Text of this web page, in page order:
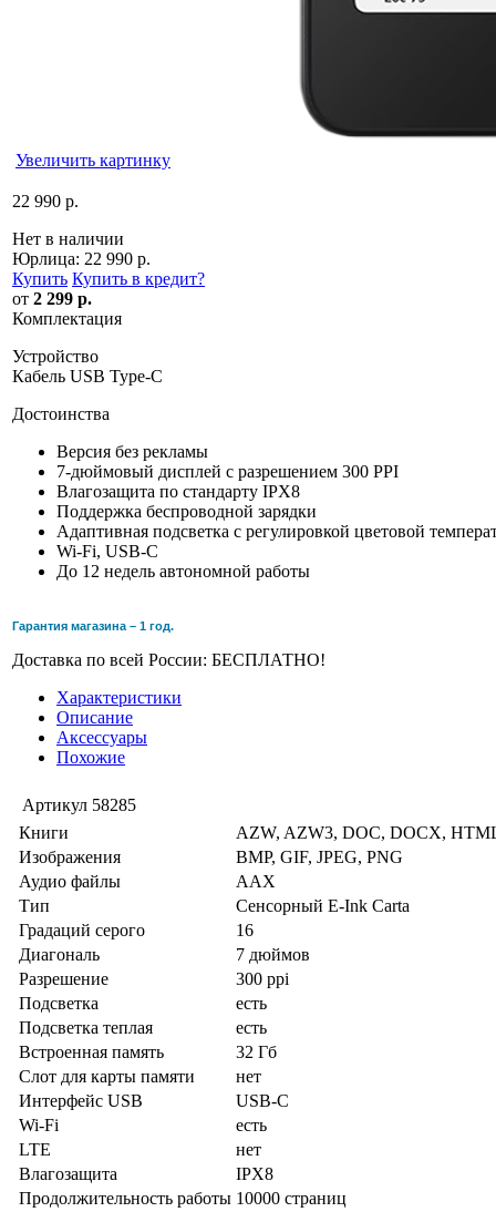
Увеличить картинку
22 990 р.
Нет в наличии
Юрлица: 22 990 р.
Купить Купить в кредит?
от 2 299 р.
Комплектация
Устройство
Кабель USB Type-C
Достоинства
Версия без рекламы
7-дюймовый дисплей с разрешением 300 PPI
Влагозащита по стандарту IPX8
Поддержка беспроводной зарядки
Адаптивная подсветка c регулировкой цветовой
Wi-Fi, USB-C
До 12 недель автономной работы
Гарантия магазина – 1 год.
Доставка по всей России: БЕСПЛАТНО!
Характеристики
Описание
Аксессуары
Похожие
Артикул 58285
Книги
AZW, AZW3, DOC, DOCX,
Изображения
BMP, GIF, JPEG, PNG
Аудио файлы
AAX
Тип
Сенсорный E-Ink Carta
Градаций серого
16
Диагональ
7 дюймов
Разрешение
300 ppi
Подсветка
есть
Подсветка теплая
есть
Встроенная память
32 Гб
Слот для карты памяти
нет
Интерфейс USB
USB-C
Wi-Fi
есть
LTE
нет
Влагозащита
IPX8
Продолжительность работы 10000 страниц